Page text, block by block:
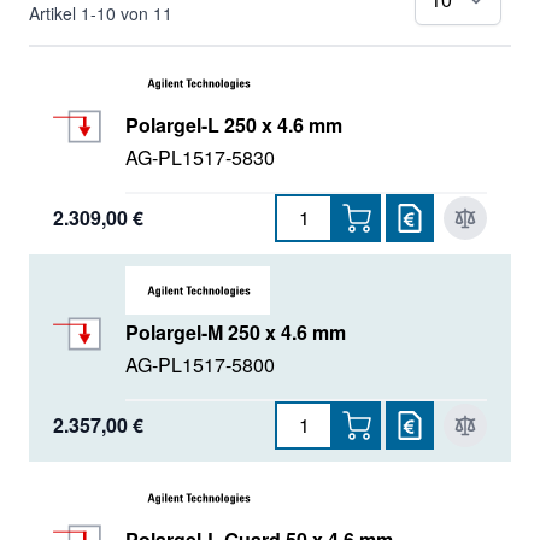
PSS Säulen
Pursuit
Artikel 1-10 von 11
Polargel-L 250 x 4.6 mm
AG-PL1517-5830
2.309,00 €
Polargel-M 250 x 4.6 mm
AG-PL1517-5800
2.357,00 €